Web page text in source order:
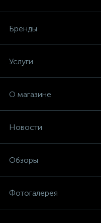
Бренды
Услуги
О магазине
Новости
Обзоры
Фотогалерея